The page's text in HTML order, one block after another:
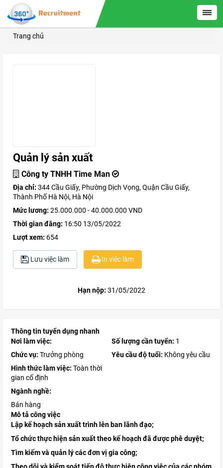
Trang chủ
Quản lý sản xuất
Công ty TNHH Time Man
Địa chỉ: 344 Cầu Giấy, Phường Dịch Vọng, Quận Cầu Giấy,
Thành Phố Hà Nội, Hà Nội
Mức lương: 25.000.000 - 40.000.000 VND
Thời gian đăng: 16:50 13/05/2022
Lượt xem: 654
Lưu việc làm In việc làm
Hạn nộp: 31/05/2022
Thông tin tuyển dụng nhanh
Nơi làm việc:
Chức vụ: Trưởng phòng
Hình thức làm việc: Toàn thời
gian cố định
Số lượng cần tuyển: 1
Yêu cầu độ tuổi: Không yêu cầu
Ngành nghề:
Bán hàng
Mô tả công việc
Lập kế hoạch sản xuất trình lên ban lãnh đạo;
Tổ chức thực hiện sản xuất theo kế hoạch đã được phê duyệt;
Tìm kiếm và quản lý các đơn vị gia công;